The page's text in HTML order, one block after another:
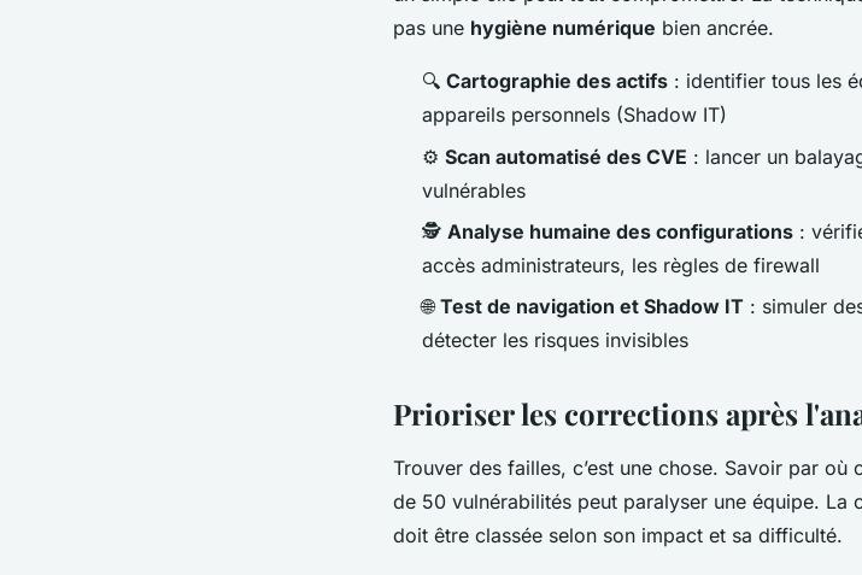
pas une hygiène numérique bien ancrée.
🔍 Cartographie des actifs : identifier tous les
appareils personnels (Shadow IT)
⚙️ Scan automatisé des CVE : lancer un
vulnérables
🕵️ Analyse humaine des configurations :
accès administrateurs, les règles de firewall
🌐Test de navigation et Shadow IT : simuler
détecter les risques invisibles
Prioriser les corrections après
Trouver des failles, c’est une chose. Savoir par où
de 50 vulnérabilités peut paralyser une équipe. La
doit être classée selon son impact et sa difficulté.